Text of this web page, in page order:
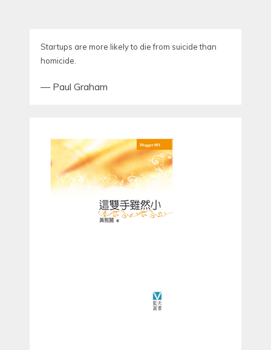
Startups are more likely to die from suicide than
homicide.
— Paul Graham